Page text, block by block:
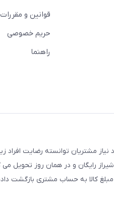
قوانین و مقررات
حریم خصوصی
راهنما
مشتریان توانسته رضایت افراد
رایگان و در همان روز تحویل می
مبلغ کالا به حساب مشتری بازگشت